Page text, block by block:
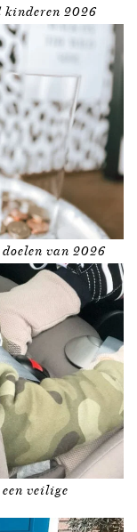
kinderen 2026
van 2026
veilige